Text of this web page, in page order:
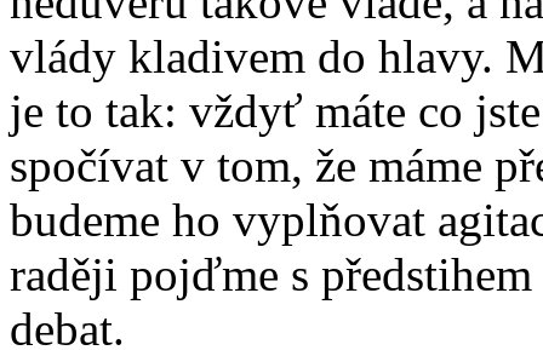
vlády kladivem do hlavy.
je to tak: vždyť máte co
spočívat v tom, že máme
budeme ho vyplňovat
raději pojďme s
debat.